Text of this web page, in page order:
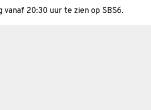
vanaf 20:30 uur te zien op SBS6.